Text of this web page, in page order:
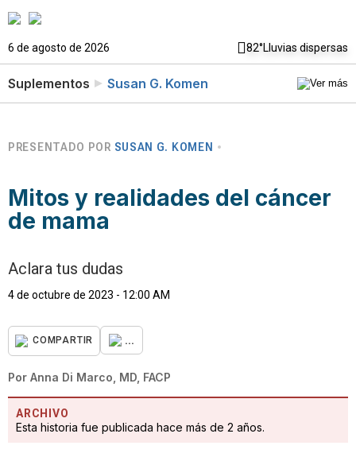
6 de agosto de 2026 82°Lluvias dispersas
Suplementos Susan G. Komen
PRESENTADO POR SUSAN G. KOMEN
Mitos y realidades del cáncer
de mama
Aclara tus dudas
4 de octubre de 2023 - 12:00 AM
COMPARTIR ...
Por Anna Di Marco, MD, FACP
ARCHIVO
Esta historia fue publicada hace más de 2 años.